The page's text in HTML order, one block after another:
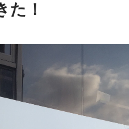
た！